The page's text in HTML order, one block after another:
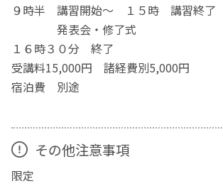
９時半 講習開始～ １５時 講習終了
発表会・修了式
１６時３０分 終了
受講料15,000円 諸経費別5,000円
宿泊費 別途
その他注意事項
限定